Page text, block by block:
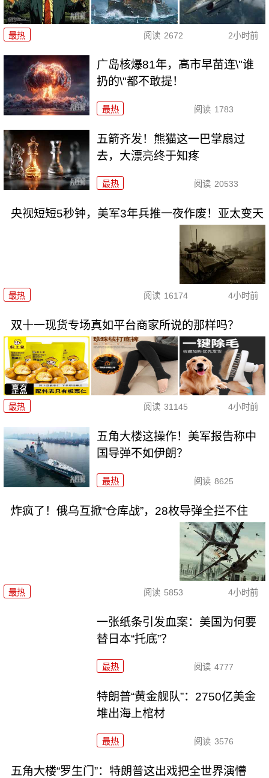
最热 阅读 2672 2小时前
广岛核爆81年，高市早苗连\"谁
扔的\"都不敢提！
最热 阅读 1783
五箭齐发！熊猫这一巴掌扇过
去，大漂亮终于知疼
最热 阅读 20533
央视短短5秒钟，美军3年兵推一夜作废！亚太变天
最热 阅读 16174 4小时前
双十一现货专场真如平台商家所说的那样吗？
最热 阅读 31145 4小时前
五角大楼这操作！美军报告称中
国导弹不如伊朗？
最热 阅读 8625
炸疯了！俄乌互掀“仓库战”，28枚导弹全拦不住
最热 阅读 5853 4小时前
一张纸条引发血案：美国为何要
替日本“托底”？
最热 阅读 4777
特朗普“黄金舰队”：2750亿美金
堆出海上棺材
最热 阅读 3576
五角大楼“罗生门”：特朗普这出戏把全世界演懵